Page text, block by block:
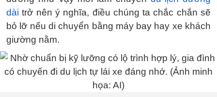
dài trở nên ý nghĩa, điều chúng ta chắc chắn sẽ
bỏ lỡ nếu di chuyển bằng máy bay hay xe khách
giường nằm.